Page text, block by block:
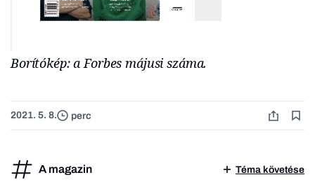
Borítókép: a Forbes májusi száma.
2021. 5. 8. perc
A magazin Téma követése